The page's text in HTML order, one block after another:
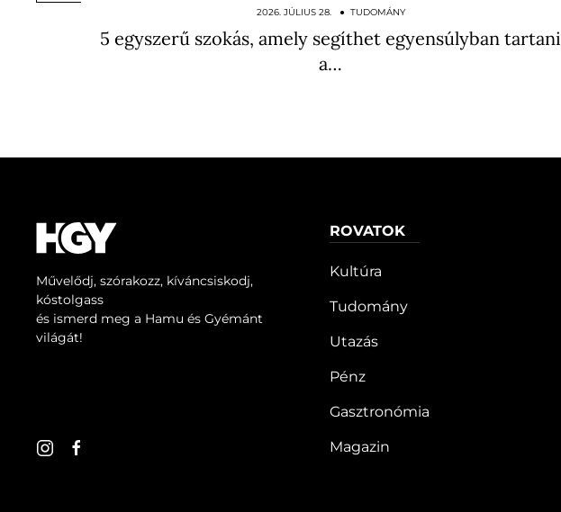
2026. JÚLIUS 28. ● TUDOMÁNY
5 egyszerű szokás, amely segíthet egyensúlyban tartani
a…
Művelődj, szórakozz, kíváncsiskodj,
kóstolgass
és ismerd meg a Hamu és Gyémánt
világát!
ROVATOK
Kultúra
Tudomány
Utazás
Pénz
Gasztronómia
Magazin